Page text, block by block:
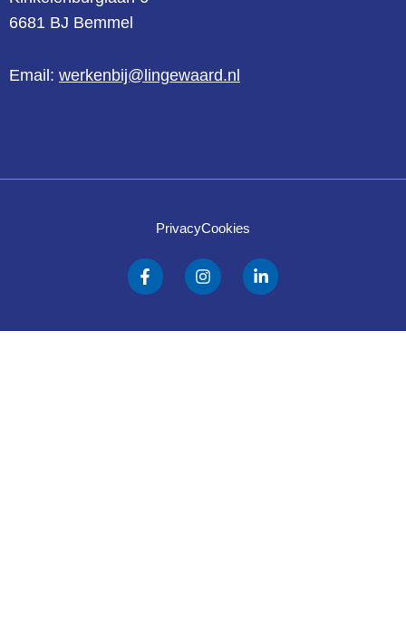
6681 BJ Bemmel
Email: werkenbij@lingewaard.nl
PrivacyCookies